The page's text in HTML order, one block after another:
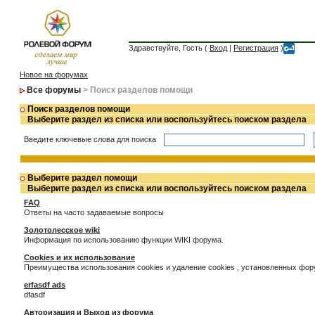
Здравствуйте, Гость ( Вход | Регистрация )
Новое на форумах
Все форумы > Поиск разделов помощи
Поиск разделов помощи
Выберите раздел из списка или воспользуйтесь поиском раздела
Введите ключевые слова для поиска
Выберите раздел помощи
Выберите раздел из списка или воспользуйтесь поиском раздела
FAQ
Ответы на часто задаваемые вопросы
Золотолесское wiki
Информация по использованию функции WIKI форума.
Cookies и их использование
Преимущества использования cookies и удаление cookies , установленных
erfasdf ads
dfasdf
Авторизация и Выход из форума